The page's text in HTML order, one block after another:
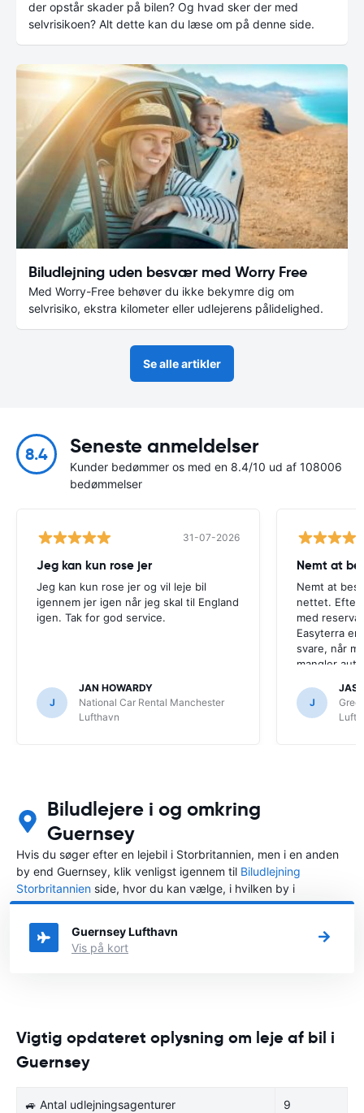
der opstår skader på bilen? Og hvad sker der med
selvrisikoen? Alt dette kan du læse om på denne side.
Biludlejning uden besvær med Worry Free
Med Worry-Free behøver du ikke bekymre dig om
selvrisiko, ekstra kilometer eller udlejerens pålidelighed.
Se alle artikler
8.4 Seneste anmeldelser
Kunder bedømmer os med en 8.4/10 ud af 108006
bedømmelser
31-07-2026
Jeg kan kun rose jer
Jeg kan kun rose jer og vil leje bil
igennem jer igen når jeg skal til England
igen. Tak for god service.
J
JAN HOWARDY
National Car Rental Manchester
Lufthavn
Nemt at
Nemt at
nettet.
med
Easyterra er
svare, når
mangler
modtaget
kontakte
J
Biludlejere i og omkring
Guernsey
Hvis du søger efter en lejebil i Storbritannien, men i en anden
by end Guernsey, klik venligst igennem til Biludlejning
Storbritannien side, hvor du kan vælge, i hvilken by i
Storbritannien du ønsker at leje en bil.
Guernsey Lufthavn
Vis på kort
Vigtig opdateret oplysning om leje af bil i
Guernsey
🚙 Antal udlejningsagenturer 9